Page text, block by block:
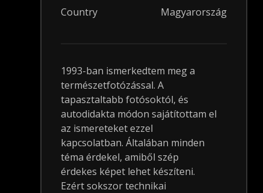
Country
Magyarország
1993-ban ismerkedtem meg a
természetfotózással. A
tapasztaltabb fotósoktól, és
autodidakta módon sajátítottam el
az ismereteket ezzel
kapcsolatban. Általában minden
téma érdekel, amiből szép
érdekes képet lehet készíteni.
Ezért sokszor technikai